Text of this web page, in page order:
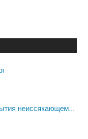
неиссякающем…